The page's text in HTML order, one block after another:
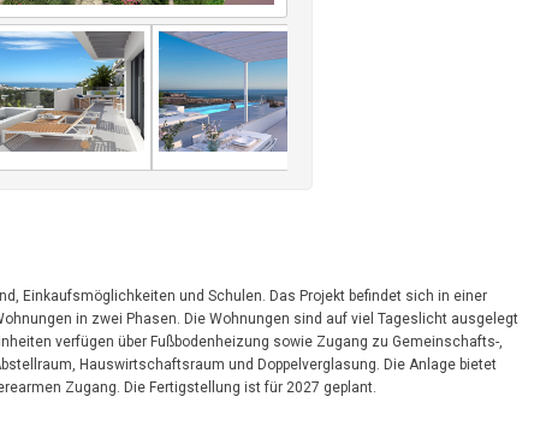
Einkaufsmöglichkeiten und Schulen. Das Projekt befindet sich in einer
in zwei Phasen. Die Wohnungen sind auf viel Tageslicht ausgelegt
verfügen über Fußbodenheizung sowie Zugang zu Gemeinschafts-,
Hauswirtschaftsraum und Doppelverglasung. Die Anlage bietet
Zugang. Die Fertigstellung ist für 2027 geplant.